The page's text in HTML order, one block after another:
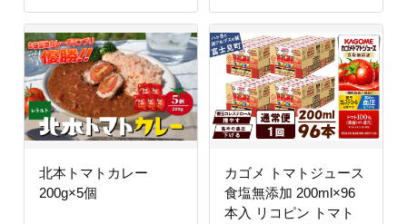
北本トマトカレー
200g×5個
カゴメ トマトジュース
食塩無添加 200ml×96
本入 リコピン トマト